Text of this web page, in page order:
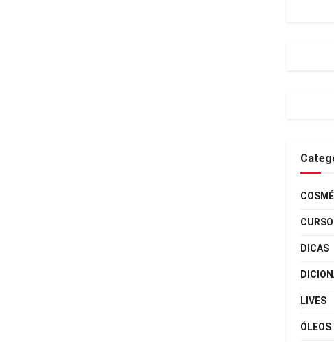
DICAS
LIVES